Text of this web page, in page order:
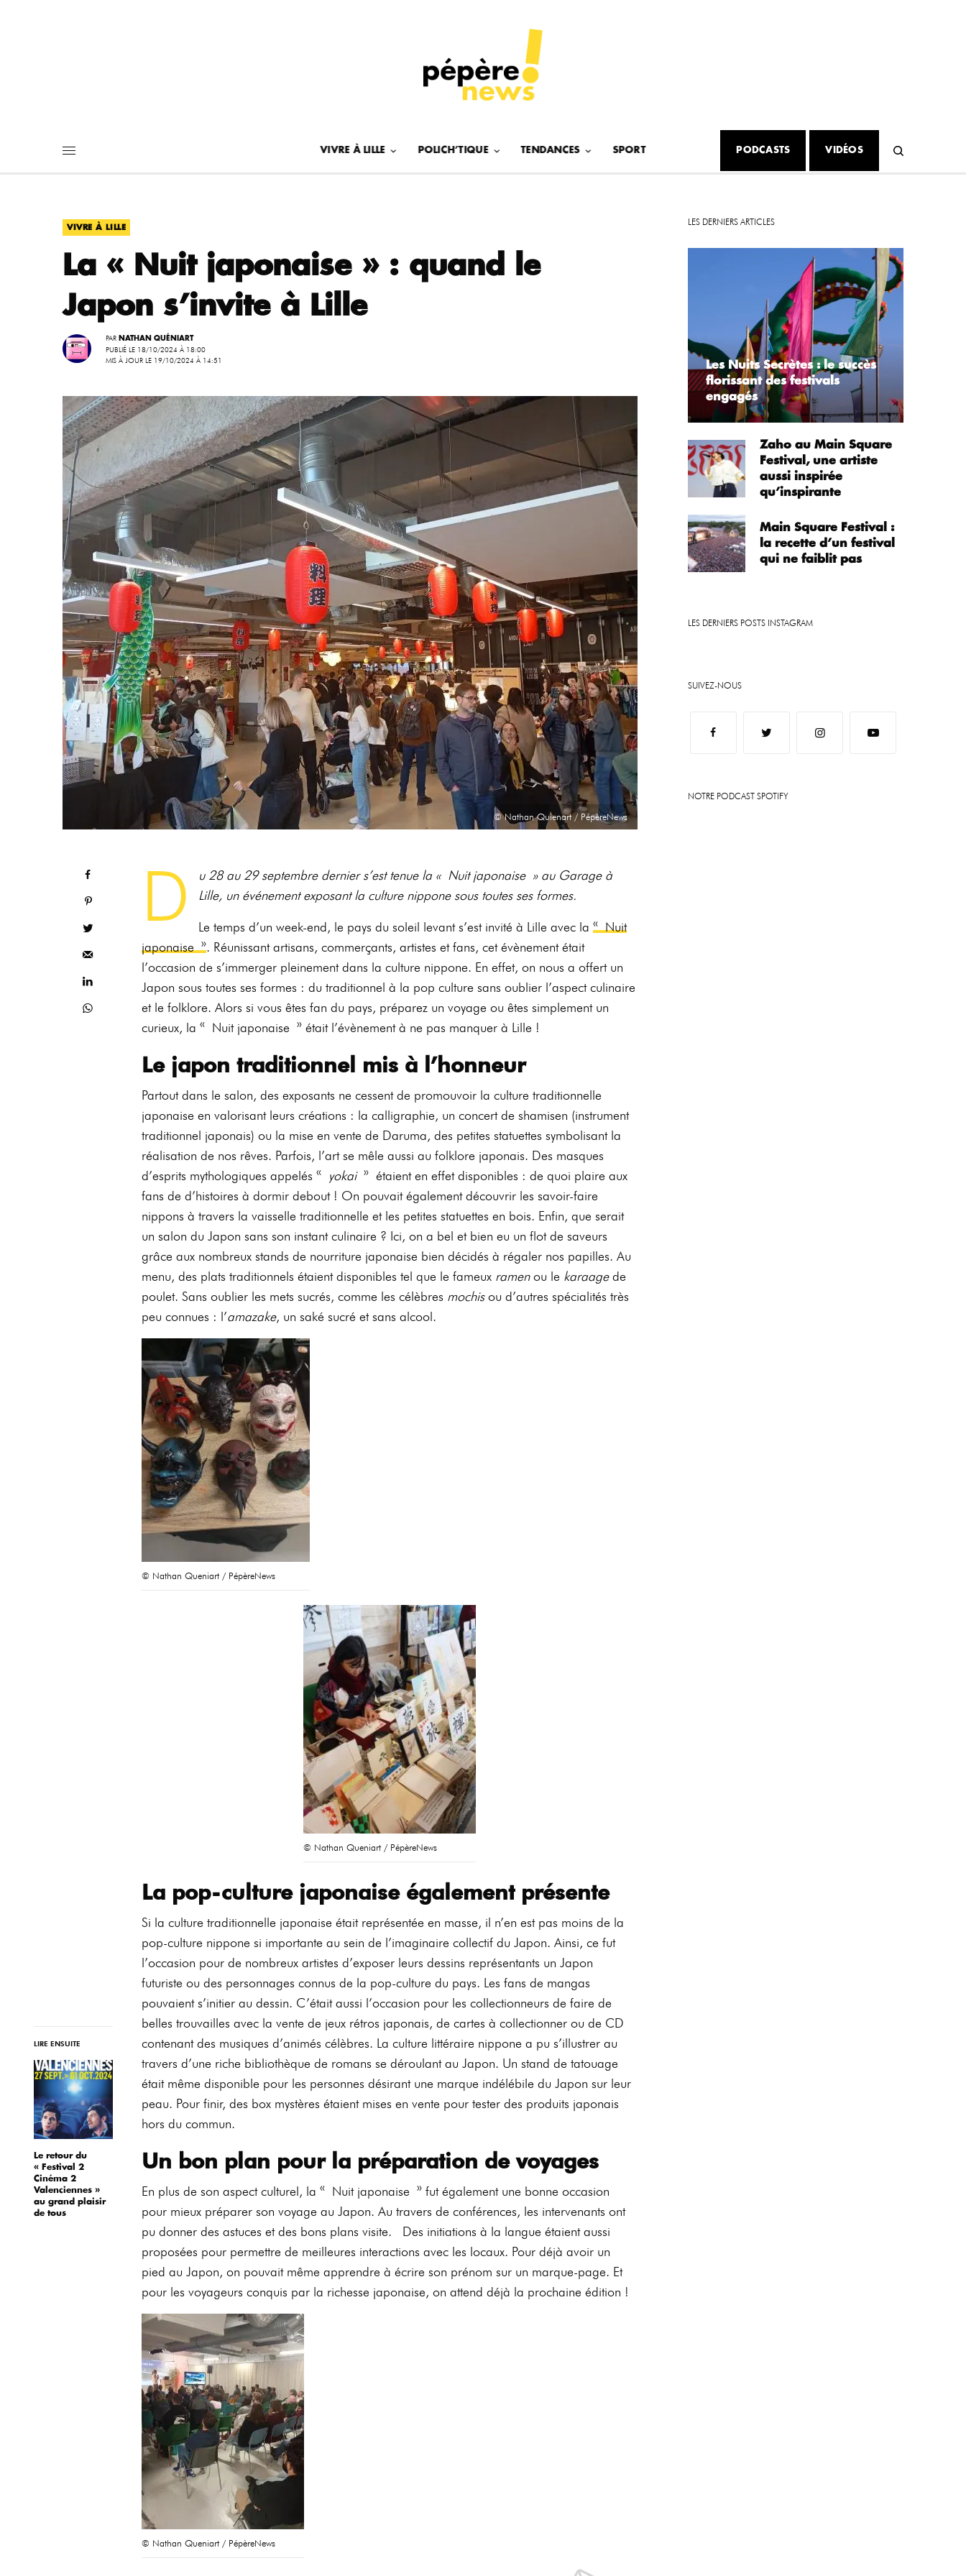
VIVRE À LILLE POLICH’TIQUE TENDANCES SPORT PODCASTS VIDÉOS
VIVRE À LILLE
La « Nuit japonaise » : quand le
Japon s’invite à Lille
PAR NATHAN QUÉNIART
PUBLIÉ LE 18/10/2024 À 18:00
MIS À JOUR LE 19/10/2024 À 14:51
© Nathan Quienart / PépèreNews
LIRE ENSUITE
Le retour du
« Festival 2
Cinéma 2
Valenciennes »
au grand plaisir
de tous
D
u 28 au 29 septembre dernier s’est tenue la « Nuit japonaise » au Garage à
Lille, un événement exposant la culture nippone sous toutes ses formes.
Le temps d’un week-end, le pays du soleil levant s’est invité à Lille avec la « Nuit
japonaise ». Réunissant artisans, commerçants, artistes et fans, cet évènement était
l’occasion de s’immerger pleinement dans la culture nippone. En effet, on nous a offert un
Japon sous toutes ses formes : du traditionnel à la pop culture sans oublier l’aspect culinaire
et le folklore. Alors si vous êtes fan du pays, préparez un voyage ou êtes simplement un
curieux, la « Nuit japonaise » était l’évènement à ne pas manquer à Lille !
Le japon traditionnel mis à l’honneur
Partout dans le salon, des exposants ne cessent de promouvoir la culture traditionnelle
japonaise en valorisant leurs créations : la calligraphie, un concert de shamisen (instrument
traditionnel japonais) ou la mise en vente de Daruma, des petites statuettes symbolisant la
réalisation de nos rêves. Parfois, l’art se mêle aussi au folklore japonais. Des masques
d’esprits mythologiques appelés « yokai» étaient en effet disponibles : de quoi plaire aux
fans de d’histoires à dormir debout ! On pouvait également découvrir les savoir-faire
nippons à travers la vaisselle traditionnelle et les petites statuettes en bois. Enfin, que serait
un salon du Japon sans son instant culinaire ? Ici, on a bel et bien eu un flot de saveurs
grâce aux nombreux stands de nourriture japonaise bien décidés à régaler nos papilles. Au
menu, des plats traditionnels étaient disponibles tel que le fameux ramenou le karaagede
poulet. Sans oublier les mets sucrés, comme les célèbres mochisou d’autres spécialités très
peu connues : l’amazake, un saké sucré et sans alcool.
© Nathan Queniart / PépèreNews
© Nathan Queniart / PépèreNews
La pop-culture japonaise également présente
Si la culture traditionnelle japonaise était représentée en masse, il n’en est pas moins de la
pop-culture nippone si importante au sein de l’imaginaire collectif du Japon. Ainsi, ce fut
l’occasion pour de nombreux artistes d’exposer leurs dessins représentants un Japon
futuriste ou des personnages connus de la pop-culture du pays. Les fans de mangas
pouvaient s’initier au dessin. C’était aussi l’occasion pour les collectionneurs de faire de
belles trouvailles avec la vente de jeux rétros japonais, de cartes à collectionner ou de CD
contenant des musiques d’animés célèbres. La culture littéraire nippone a pu s’illustrer au
travers d’une riche bibliothèque de romans se déroulant au Japon. Un stand de tatouage
était même disponible pour les personnes désirant une marque indélébile du Japon sur leur
peau. Pour finir, des box mystères étaient mises en vente pour tester des produits japonais
hors du commun.
Un bon plan pour la préparation de voyages
En plus de son aspect culturel, la « Nuit japonaise » fut également une bonne occasion
pour mieux préparer son voyage au Japon. Au travers de conférences, les intervenants ont
pu donner des astuces et des bons plans visite.
Des initiations à la langue étaient aussi
proposées pour permettre de meilleures interactions avec les locaux. Pour déjà avoir un
pied au Japon, on pouvait même apprendre à écrire son prénom sur un marque-page. Et
pour les voyageurs conquis par la richesse japonaise, on attend déjà la prochaine édition !
© Nathan Queniart / PépèreNews
LES DERNIERS ARTICLES
Les Nuits Secrètes : le succès
florissant des festivals
engagés
Zaho au Main Square
Festival, une artiste
aussi inspirée
qu’inspirante
Main Square Festival :
la recette d’un festival
qui ne faiblit pas
LES DERNIERS POSTS INSTAGRAM
SUIVEZ-NOUS
NOTRE PODCAST SPOTIFY